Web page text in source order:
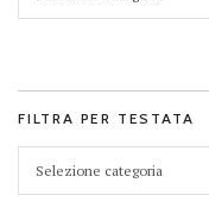
FILTRA PER TESTATA